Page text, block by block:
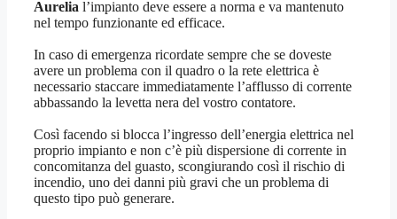
Aurelia l’impianto deve essere a norma e va mantenuto
nel tempo funzionante ed efficace.
In caso di emergenza ricordate sempre che se doveste
avere un problema con il quadro o la rete elettrica è
necessario staccare immediatamente l’afflusso di corrente
abbassando la levetta nera del vostro contatore.
Così facendo si blocca l’ingresso dell’energia elettrica nel
proprio impianto e non c’è più dispersione di corrente in
concomitanza del guasto, scongiurando così il rischio di
incendio, uno dei danni più gravi che un problema di
questo tipo può generare.